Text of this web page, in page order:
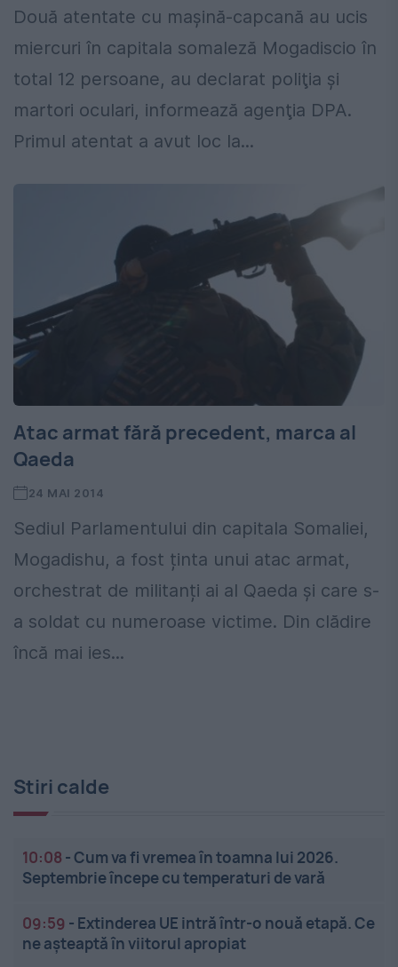
Două atentate cu maşină-capcană au ucis
miercuri în capitala somaleză Mogadiscio în
total 12 persoane, au declarat poliţia şi
martori oculari, informează agenţia DPA.
Primul atentat a avut loc la...
Atac armat fără precedent, marca al
Qaeda
24 MAI 2014
Sediul Parlamentului din capitala Somaliei,
Mogadishu, a fost ținta unui atac armat,
orchestrat de militanți ai al Qaeda și care s-
a soldat cu numeroase victime. Din clădire
încă mai ies...
Stiri calde
10:08 -Cum va fi vremea în toamna lui 2026.
Septembrie începe cu temperaturi de vară
09:59 - Extinderea UE intră într-o nouă etapă. Ce
ne așteaptă în viitorul apropiat